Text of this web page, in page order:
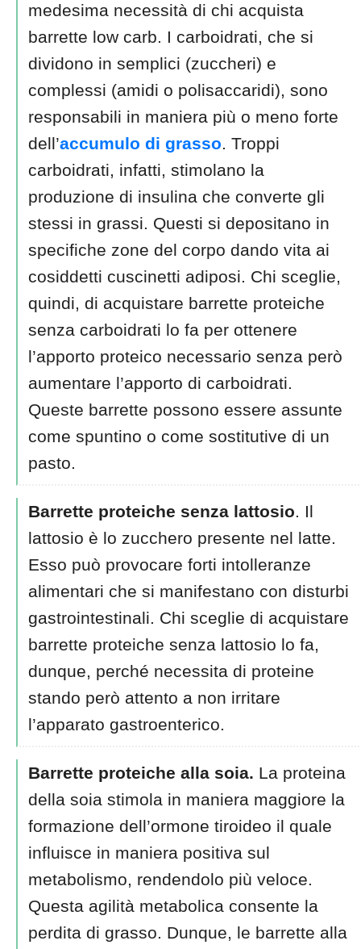
medesima necessità di chi acquista
barrette low carb. I carboidrati, che si
dividono in semplici (zuccheri) e
complessi (amidi o polisaccaridi), sono
responsabili in maniera più o meno forte
dell’accumulo di grasso. Troppi
carboidrati, infatti, stimolano la
produzione di insulina che converte gli
stessi in grassi. Questi si depositano in
specifiche zone del corpo dando vita ai
cosiddetti cuscinetti adiposi. Chi sceglie,
quindi, di acquistare barrette proteiche
senza carboidrati lo fa per ottenere
l’apporto proteico necessario senza però
aumentare l’apporto di carboidrati.
Queste barrette possono essere assunte
come spuntino o come sostitutive di un
pasto.
Barrette proteiche senza lattosio. Il
lattosio è lo zucchero presente nel latte.
Esso può provocare forti intolleranze
alimentari che si manifestano con disturbi
gastrointestinali. Chi sceglie di acquistare
barrette proteiche senza lattosio lo fa,
dunque, perché necessita di proteine
stando però attento a non irritare
l’apparato gastroenterico.
Barrette proteiche alla soia. La proteina
della soia stimola in maniera maggiore la
formazione dell’ormone tiroideo il quale
influisce in maniera positiva sul
metabolismo, rendendolo più veloce.
Questa agilità metabolica consente la
perdita di grasso. Dunque, le barrette alla